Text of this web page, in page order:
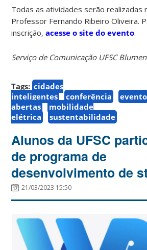
Todas as atividades serão realizadas
Professor Fernando Ribeiro Oliveira.
inscrição,acesse o site do evento.
Serviço de Comunicação UFSC
Tags: cidades
inteligentes
conferência evento
abertas
mobilidade
elétrica
sustentabilidade
Alunos da UFSC
de programa de
desenvolvimento de
21/03/2023 15:50